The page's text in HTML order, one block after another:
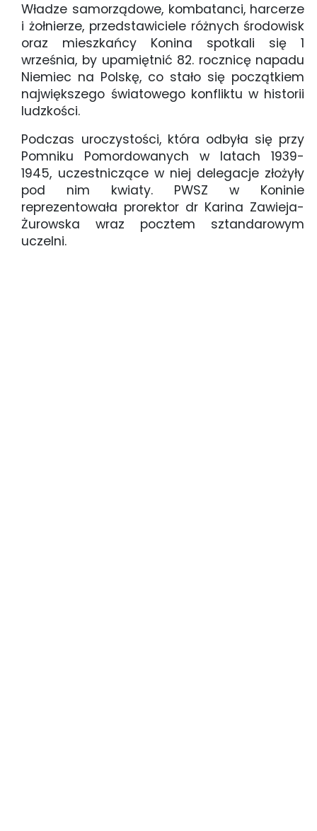
Władze samorządowe, kombatanci, harcerze
i żołnierze, przedstawiciele różnych środowisk
oraz mieszkańcy Konina spotkali się 1
września, by upamiętnić 82. rocznicę napadu
Niemiec na Polskę, co stało się początkiem
największego światowego konfliktu w historii
ludzkości.
Podczas uroczystości, która odbyła się przy
Pomniku Pomordowanych w latach 1939-
1945, uczestniczące w niej delegacje złożyły
pod nim kwiaty. PWSZ w Koninie
reprezentowała prorektor dr Karina Zawieja-
Żurowska wraz pocztem sztandarowym
uczelni.